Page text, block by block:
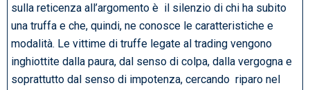
sulla reticenza all’argomento è il silenzio di chi ha subito
una truffa e che, quindi, ne conosce le caratteristiche e
modalità. Le vittime di truffe legate al trading vengono
inghiottite dalla paura, dal senso di colpa, dalla vergogna e
soprattutto dal senso di impotenza, cercando riparo nel